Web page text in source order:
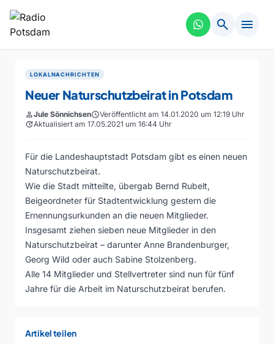
search menu
LOKALNACHRICHTEN
Neuer Naturschutzbeirat in Potsdam
personJule SönnichsenscheduleVeröffentlicht am 14.01.2020 um 12:19 Uhr
updateAktualisiert am 17.05.2021 um 16:44 Uhr
Für die Landeshauptstadt Potsdam gibt es einen neuen
Naturschutzbeirat.
Wie die Stadt mitteilte, übergab Bernd Rubelt,
Beigeordneter für Stadtentwicklung gestern die
Ernennungsurkunden an die neuen Mitglieder.
Insgesamt ziehen sieben neue Mitglieder in den
Naturschutzbeirat – darunter Anne Brandenburger,
Georg Wild oder auch Sabine Stolzenberg.
Alle 14 Mitglieder und Stellvertreter sind nun für fünf
Jahre für die Arbeit im Naturschutzbeirat berufen.
Artikel teilen